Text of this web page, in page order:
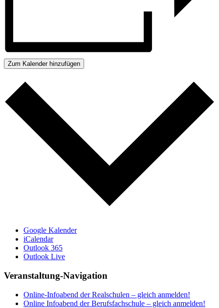
Zum Kalender hinzufügen
Google Kalender
iCalendar
Outlook 365
Outlook Live
Veranstaltung-Navigation
Online-Infoabend der Realschulen – gleich anmelden!
Online Infoabend der Berufsfachschule – gleich anmelden!